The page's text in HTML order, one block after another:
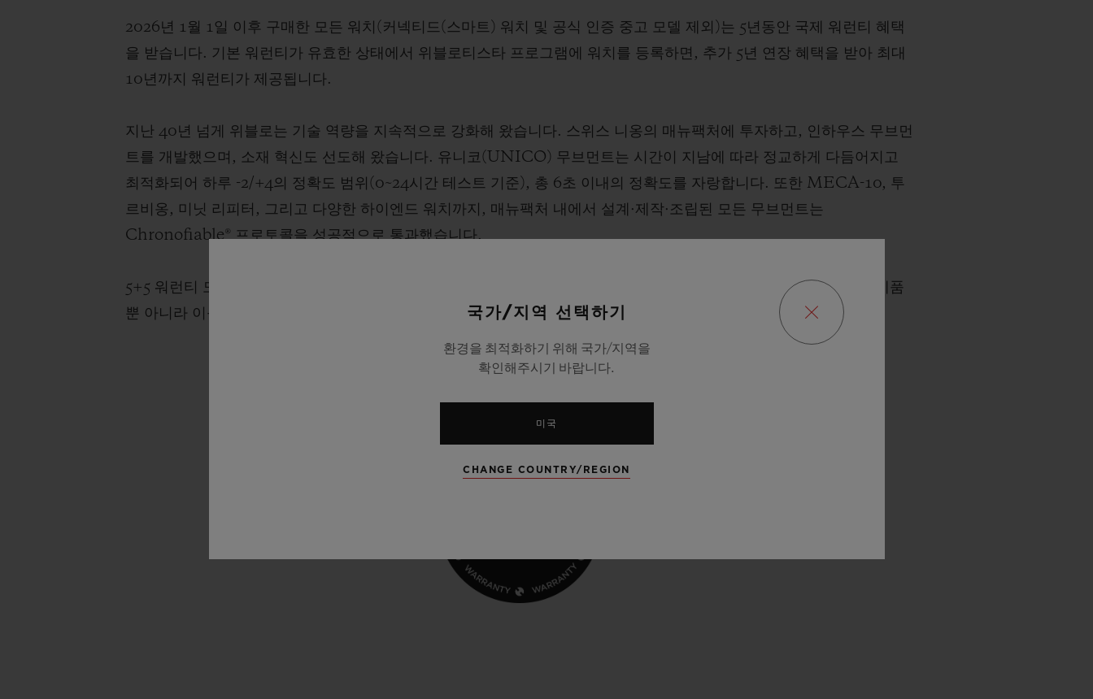
2026년 1월 1일 이후 구매한 모든 워치(커넥티드(스마트) 워치 및 공식 인증 중고 모델 제외)는 5년동안 국제 워런티 혜택
을 받습니다. 기본 워런티가 유효한 상태에서 위블로티스타 프로그램에 워치를 등록하면, 추가 5년 연장 혜택을 받아 최대
10년까지 워런티가 제공됩니다.
지난 40년 넘게 위블로는 기술 역량을 지속적으로 강화해 왔습니다. 스위스 니옹의 매뉴팩처에 투자하고, 인하우스 무브먼
트를 개발했으며, 소재 혁신도 선도해 왔습니다. 유니코(UNICO) 무브먼트는 시간이 지남에 따라 정교하게 다듬어지고
최적화되어 하루 -2/+4의 정확도 범위(0~24시간 테스트 기준), 총 6초 이내의 정확도를 자랑합니다. 또한 MECA-10, 투
르비옹, 미닛 리피터, 그리고 다양한 하이엔드 워치까지, 매뉴팩처 내에서 설계·제작·조립된 모든 무브먼트는
Chronofiable® 프로토콜을 성공적으로 통과했습니다.
5+5 워런티 도입은 장기간에 걸친 장인정신과 품질에 대한 헌신을 통해 쌓아온 자신감을 보여줍니다. 이는 브랜드가 제품
뿐 아니라 이를 설계·개발·조립하는 팀에 대해 갖고 있는 신뢰를 보여주는 구체적인 표현입니다.
국가/지역 선택하기
환경을 최적화하기 위해 국가/지역을
확인해주시기 바랍니다.
미국
CHANGE COUNTRY/REGION